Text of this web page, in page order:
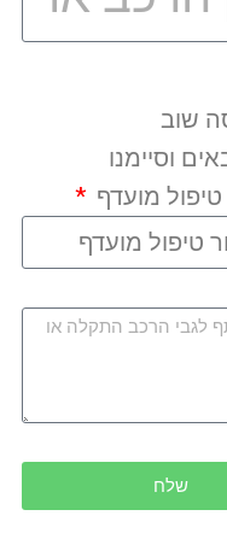
שוב
וסיימנו
טיפול מועדף
שלח